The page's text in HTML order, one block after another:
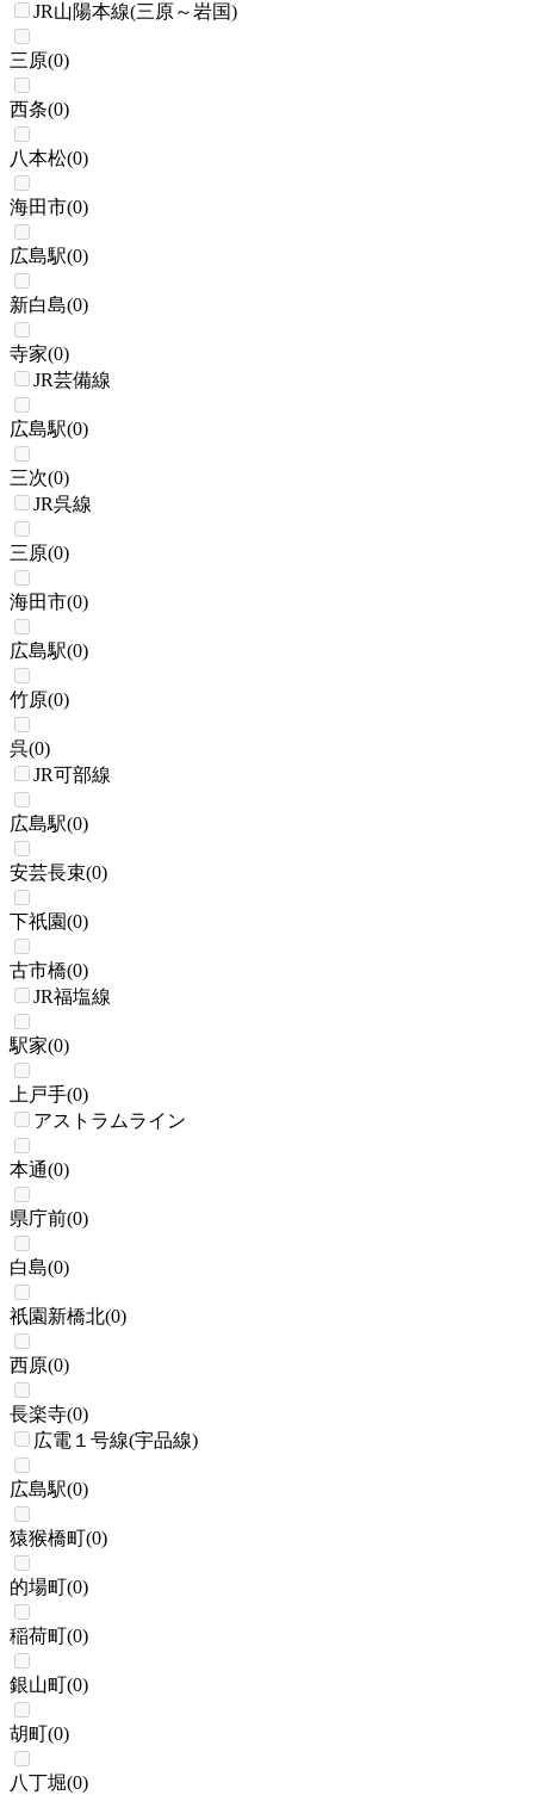
JR山陽本線(三原～岩国)
三原(0)
西条(0)
八本松(0)
海田市(0)
広島駅(0)
新白島(0)
寺家(0)
JR芸備線
広島駅(0)
三次(0)
JR呉線
三原(0)
海田市(0)
広島駅(0)
竹原(0)
呉(0)
JR可部線
広島駅(0)
安芸長束(0)
下祇園(0)
古市橋(0)
JR福塩線
駅家(0)
上戸手(0)
アストラムライン
本通(0)
県庁前(0)
白島(0)
祇園新橋北(0)
西原(0)
長楽寺(0)
広電１号線(宇品線)
広島駅(0)
猿猴橋町(0)
的場町(0)
稲荷町(0)
銀山町(0)
胡町(0)
八丁堀(0)